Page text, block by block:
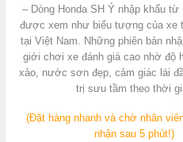
– Dòng Honda SH Ý nhập khẩu
được xem như biểu tượng của xe
tại Việt Nam. Những phiên bản
giới chơi xe đánh giá cao nhờ độ
xảo, nước sơn đẹp, cảm giác lái
trị sưu tầm theo thời
(Đặt hàng nhanh và chờ nhân
nhận sau 5 phút!)